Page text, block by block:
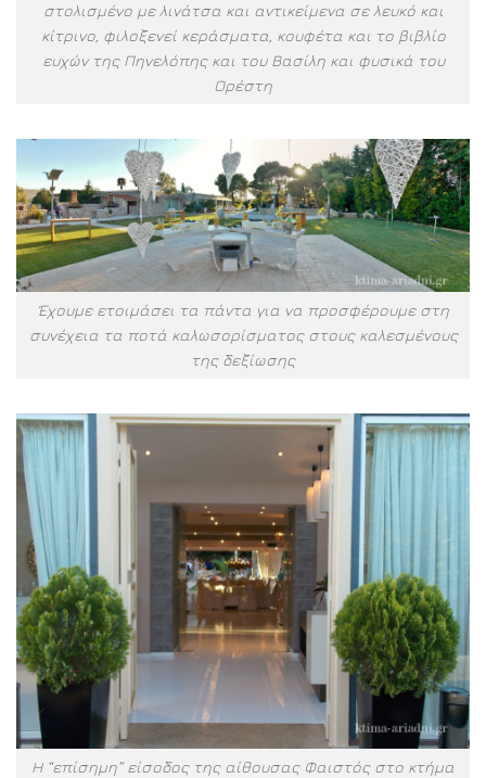
στολισμένο με λινάτσα και αντικείμενα σε λευκό και
κίτρινο, φιλοξενεί κεράσματα, κουφέτα και το βιβλίο
ευχών της Πηνελόπης και του Βασίλη και φυσικά του
Ορέστη
Έχουμε ετοιμάσει τα πάντα για να προσφέρουμε στη
συνέχεια τα ποτά καλωσορίσματος στους καλεσμένους
της δεξίωσης
Η “επίσημη” είσοδος της αίθουσας Φαιστός στο κτήμα